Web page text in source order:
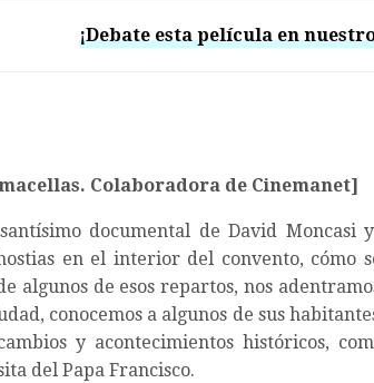
¡Debate esta película en
Colaboradora de Cinemanet]
documental de David Moncasi
en el interior del convento, cómo
algunos de esos repartos, nos
conocemos a algunos de sus
y acontecimientos históricos,
del Papa Francisco.